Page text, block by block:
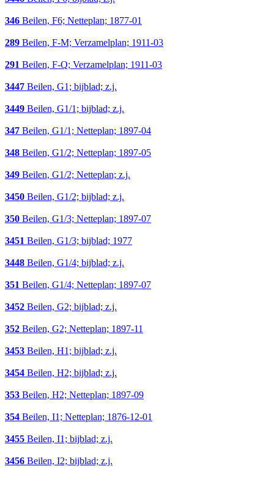
346 Beilen, F6; Netteplan; 1877-01
289 Beilen, F-M; Verzamelplan; 1911-03
291 Beilen, F-Q; Verzamelplan; 1911-03
3447 Beilen, G1; bijblad; z.j.
3449 Beilen, G1/1; bijblad; z.j.
347 Beilen, G1/1; Netteplan; 1897-04
348 Beilen, G1/2; Netteplan; 1897-05
349 Beilen, G1/2; Netteplan; z.j.
3450 Beilen, G1/2; bijblad; z.j.
350 Beilen, G1/3; Netteplan; 1897-07
3451 Beilen, G1/3; bijblad; 1977
3448 Beilen, G1/4; bijblad; z.j.
351 Beilen, G1/4; Netteplan; 1897-07
3452 Beilen, G2; bijblad; z.j.
352 Beilen, G2; Netteplan; 1897-11
3453 Beilen, H1; bijblad; z.j.
3454 Beilen, H2; bijblad; z.j.
353 Beilen, H2; Netteplan; 1897-09
354 Beilen, I1; Netteplan; 1876-12-01
3455 Beilen, I1; bijblad; z.j.
3456 Beilen, I2; bijblad; z.j.